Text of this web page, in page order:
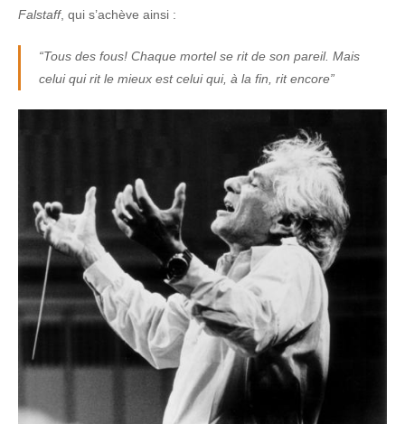
Falstaff, qui s’achève ainsi :
“Tous des fous! Chaque mortel se rit de son pareil. Mais
celui qui rit le mieux est celui qui, à la fin, rit encore”